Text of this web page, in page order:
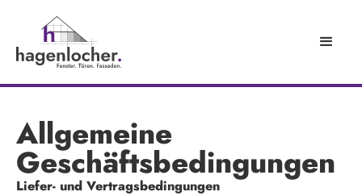
Allgemeine
Geschäftsbedingungen
Liefer- und Vertragsbedingungen